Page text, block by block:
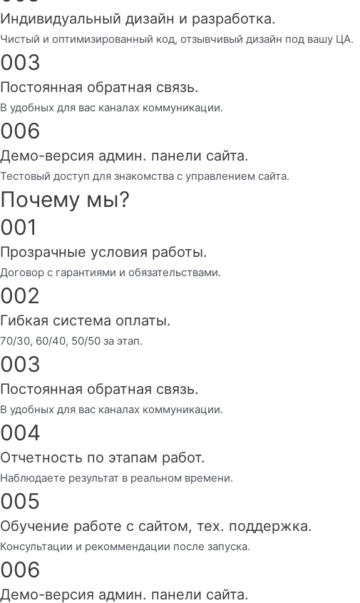
Индивидуальный дизайн и разработка.
Чистый и оптимизированный код, отзывчивый дизайн под вашу ЦА.
003
Постоянная обратная связь.
В удобных для вас каналах коммуникации.
006
Демо-версия админ. панели сайта.
Тестовый доступ для знакомства с управлением сайта.
Почему мы?
001
Прозрачные условия работы.
Договор с гарантиями и обязательствами.
002
Гибкая система оплаты.
70/30, 60/40, 50/50 за этап.
003
Постоянная обратная связь.
В удобных для вас каналах коммуникации.
004
Отчетность по этапам работ.
Наблюдаете результат в реальном времени.
005
Обучение работе с сайтом, тех. поддержка.
Консультации и рекоммендации после запуска.
006
Демо-версия админ. панели сайта.